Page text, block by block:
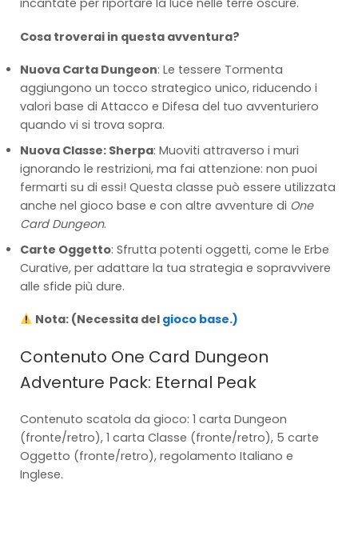
Cosa troverai in questa avventura?
Nuova Carta Dungeon: Le tessere Tormenta
aggiungono un tocco strategico unico, riducendo i
valori base di Attacco e Difesa del tuo avventuriero
quando vi si trova sopra.
Nuova Classe: Sherpa: Muoviti attraverso i muri
ignorando le restrizioni, ma fai attenzione: non puoi
fermarti su di essi! Questa classe può essere utilizzata
anche nel gioco base e con altre avventure di One
Card Dungeon.
Carte Oggetto: Sfrutta potenti oggetti, come le Erbe
Curative, per adattare la tua strategia e sopravvivere
alle sfide più dure.
Nota: (Necessita del gioco base.)
Contenuto One Card Dungeon
Adventure Pack: Eternal Peak
Contenuto scatola da gioco: 1 carta Dungeon
(fronte/retro), 1 carta Classe (fronte/retro), 5 carte
Oggetto (fronte/retro), regolamento Italiano e
Inglese.